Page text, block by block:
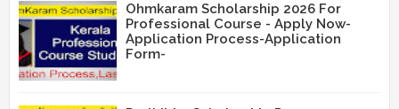
Ohmkaram Scholarship 2026 For
Professional Course - Apply Now-
Application Process-Application
Form-